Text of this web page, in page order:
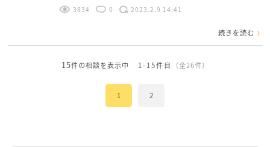
3834 0 2023.2.9 14:41
続きを読む
15件の相談を表示中 1-15件目 （全26件）
1 2